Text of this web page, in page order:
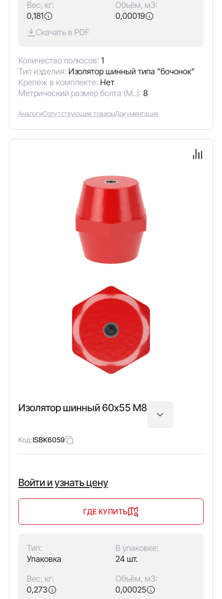
Вес, кг:
0,181
Объём, м3:
0,00019
Скачать в PDF
Количество полюсов: 1
Тип изделия: Изолятор шинный типа "бочонок"
Крепеж в комплекте: Нет
Метрический размер болта (М..): 8
АналогиСопутствующие товарыДокументация
Изолятор шинный 60х55 М8
Код:ISBK6059
Войти и узнать цену
ГДЕ КУПИТЬ
Тип:
Упаковка
В упаковке:
24 шт.
Вес, кг:
0,273
Объём, м3:
0,00025